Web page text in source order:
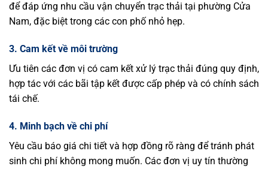
để đáp ứng nhu cầu vận chuyển trạc thải tại phường Cửa
Nam, đặc biệt trong các con phố nhỏ hẹp.
3. Cam kết về môi trường
Ưu tiên các đơn vị có cam kết xử lý trạc thải đúng quy định,
hợp tác với các bãi tập kết được cấp phép và có chính sách
tái chế.
4. Minh bạch về chi phí
Yêu cầu báo giá chi tiết và hợp đồng rõ ràng để tránh phát
sinh chi phí không mong muốn. Các đơn vị uy tín thường